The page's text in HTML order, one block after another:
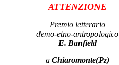
ATTENZIONE
Premio letterario
demo-etno-antropologico
E. Banfield
a Chiaromonte(Pz)